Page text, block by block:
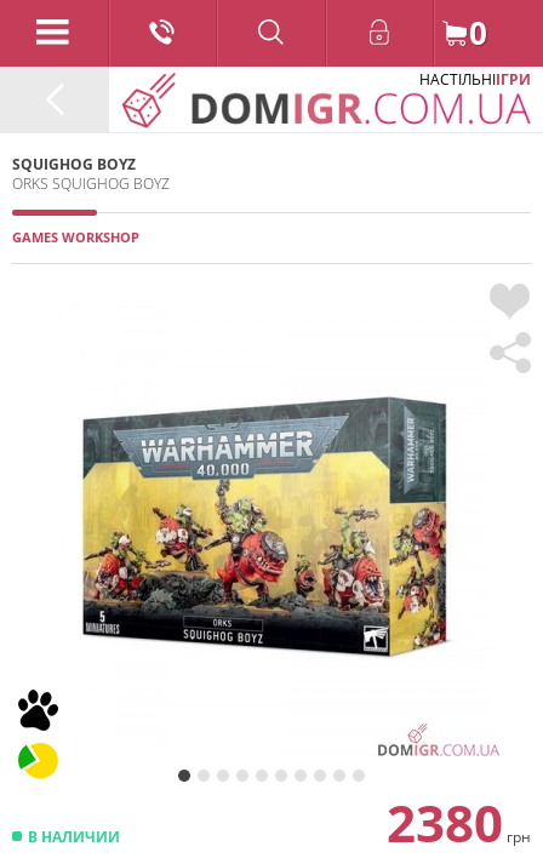
0
НАСТІЛЬНІІГРИ
SQUIGHOG BOYZ
ORKS SQUIGHOG BOYZ
GAMES WORKSHOP
В НАЛИЧИИ 2380 грн